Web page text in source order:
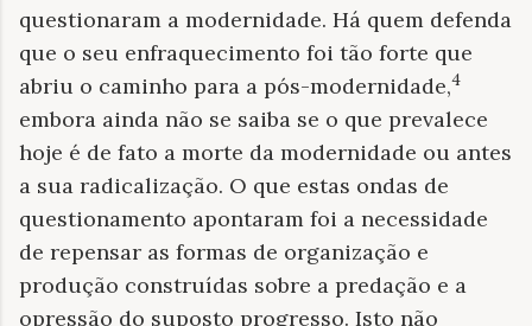
questionaram a modernidade. Há quem defenda
que o seu enfraquecimento foi tão forte que
abriu o caminho para a pós-modernidade,4
embora ainda não se saiba se o que prevalece
hoje é de fato a morte da modernidade ou antes
a sua radicalização. O que estas ondas de
questionamento apontaram foi a necessidade
de repensar as formas de organização e
produção construídas sobre a predação e a
opressão do suposto progresso. Isto não